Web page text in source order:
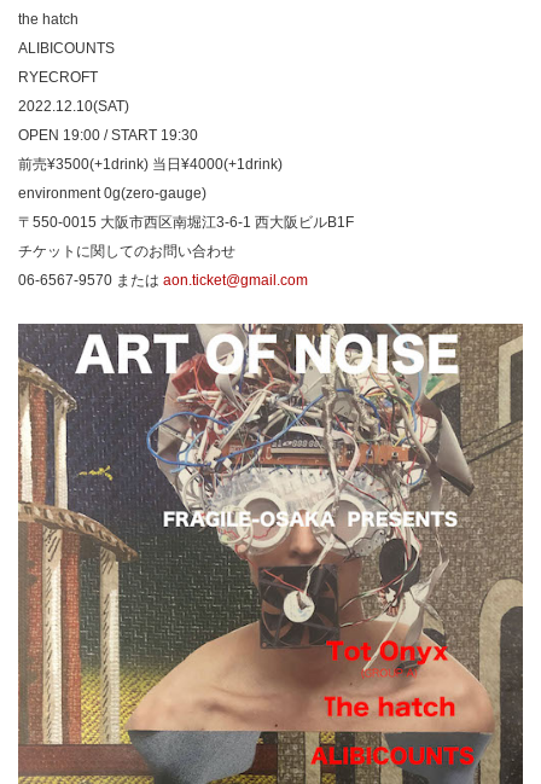
the hatch
ALIBICOUNTS
RYECROFT
2022.12.10(SAT)
OPEN 19:00 / START 19:30
前売¥3500(+1drink) 当日¥4000(+1drink)
environment 0g(zero-gauge)
〒550-0015 大阪市西区南堀江3-6-1 西大阪ビルB1F
チケットに関してのお問い合わせ
06-6567-9570 または aon.ticket@gmail.com